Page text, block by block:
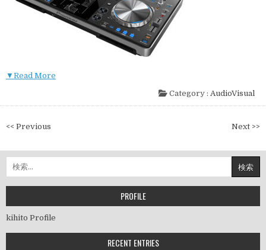
▼Read More
Category : AudioVisual
投
ナ
ビ
ゲ
シ
ョ
<< Previous Next >>
索:
PROFILE
kihito Profile
RECENT ENTRIES